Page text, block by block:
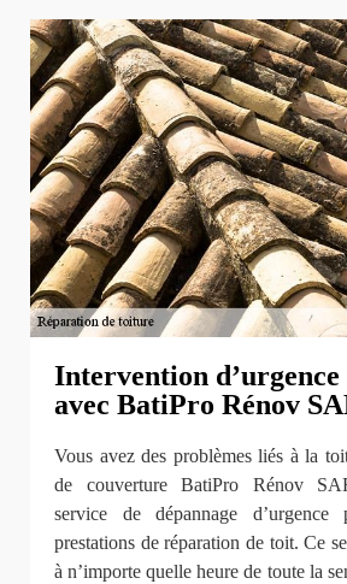
Intervention
avec BatiPro Rénov
Vous avez des problèmes liés à la
de couverture BatiPro Rénov
service de dépannage
prestations de réparation de toit. Ce
à n’importe quelle heure de toute la